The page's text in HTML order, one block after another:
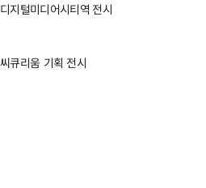
디지털미디어시티역 전시
씨큐리움 기획 전시